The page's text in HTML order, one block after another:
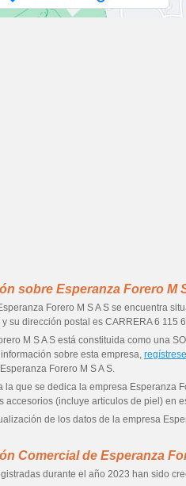
sobre Esperanza Forero M
Forero M S A S se encuentra
y su dirección postal es CARRERA 6 115
M S A S está constituida como una
sobre esta empresa,
Forero M S A S.
la que se dedica la empresa Esperanza
accesorios (incluye articulos de piel) en
de los datos de la empresa
Comercial de Esperanza
durante el año 2023 han sido